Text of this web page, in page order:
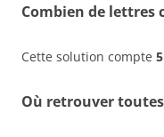
Combien de lettres
Cette solution compte
Où retrouver